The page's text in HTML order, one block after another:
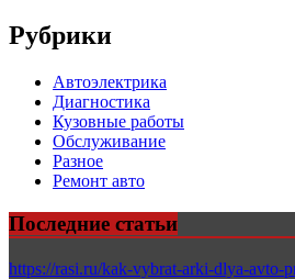
Рубрики
Автоэлектрика
Диагностика
Кузовные работы
Обслуживание
Разное
Ремонт авто
Последние статьи
https://rasi.ru/kak-vybrat-arki-dlya-avto-